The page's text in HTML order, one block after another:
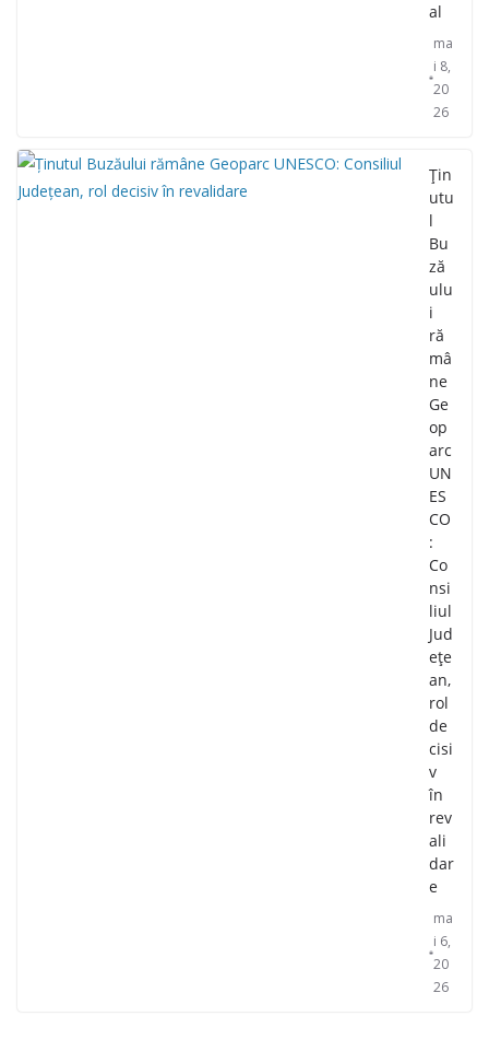
al
ma
i 8,
20
26
Țin
utu
l
Bu
ză
ulu
i
ră
mâ
ne
Ge
op
arc
UN
ES
CO
:
Co
nsi
liul
Jud
ețe
an,
rol
de
cisi
v
în
rev
ali
dar
e
ma
i 6,
20
26